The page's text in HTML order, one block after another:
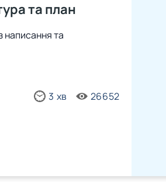
та план
написання та
3 хв 26652